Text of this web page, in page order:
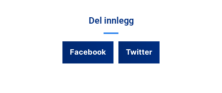
Del innlegg
Facebook Twitter